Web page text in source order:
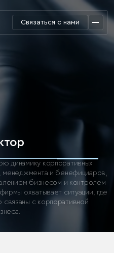
Связаться с нами
динамику корпоративных
менеджмента и бенефициаров,
бизнесом и контролем
охватывает ситуации, где
с корпоративной